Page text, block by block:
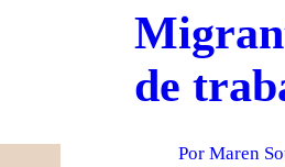
de
Por Maren